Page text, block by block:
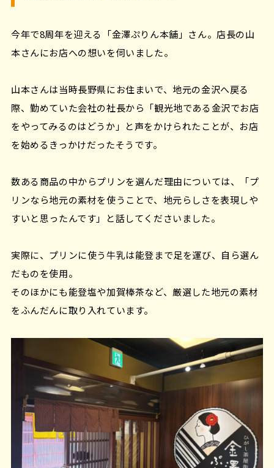
今年で8周年を迎える「金澤ぷりん本舗」さん。店長の山
本さんにお店への想いを伺いました。
山本さんは当時長野県にお住まいで、地元の金沢へ戻る
際、勤めていた会社の社長から「観光地である金沢でお店
をやってみるのはどうか」と声をかけられたことが、お店
を始めるきっかけだったそうです。
数ある商品の中からプリンを選んだ理由については、「プ
リンなら地元の素材を使うことで、地元らしさを表現しや
すいと思ったんです」と話してくださいました。
実際に、プリンに使う牛乳は能登まで足を運び、自ら選ん
だものを使用。
そのほかにも能登塩や加賀棒茶など、厳選した地元の素材
をふんだんに取り入れています。